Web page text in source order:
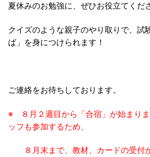
夏休みのお勉強に、ぜひお役立てくだ
クイズのような親子のやり取りで、試
ば」を身につけられます！
ご連絡をお待ちしております。
※ ８月２週目から「合宿」が始まり
ッフも参加するため、
８月末まで、教材、カードの受付